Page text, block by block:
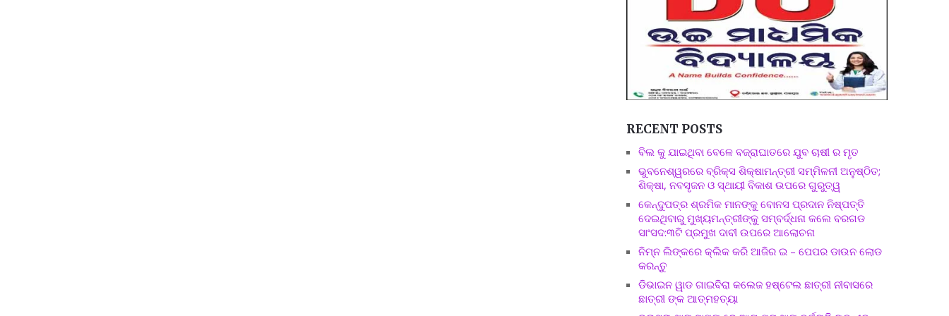
RECENT POSTS
ବିଲ କୁ ଯାଇଥିବା ବେଳେ ବଜ୍ରାଘାତରେ ଯୁବ ଚାଷୀ ର ମୃତ
ଭୁବନେଶ୍ୱରରେ ବ୍ରିକ୍ସ ଶିକ୍ଷାମନ୍ତ୍ରୀ ସମ୍ମିଳନୀ ଅନୁଷ୍ଠିତ;
ଶିକ୍ଷା, ନବସୃଜନ ଓ ସ୍ଥାୟୀ ବିକାଶ ଉପରେ ଗୁରୁତ୍ୱ
କେନ୍ଦୁପତ୍ର ଶ୍ରମିକ ମାନଙ୍କୁ ବୋନସ ପ୍ରଦାନ ନିଷ୍ପତ୍ତି
ଦେଇଥିବାରୁ ମୁଖ୍ୟମନ୍ତ୍ରୀଙ୍କୁ ସମ୍ବର୍ଦ୍ଧନା କଲେ ବରଗଡ
ସାଂସଦ:୩ଟି ପ୍ରମୁଖ ଦାବୀ ଉପରେ ଆଲୋଚନା
ନିମ୍ନ ଲିଙ୍କରେ କ୍ଲିକ କରି ଆଜିର ଇ – ପେପର ଡାଉନ ଲୋଡ
କରନ୍ତୁ
ଡିଭାଇନ ୱାଡ ଗାଇବିରା କଲେଜ ହଷ୍ଟେଲ ଛାତ୍ରୀ ନୀବାସରେ
ଛାତ୍ରୀ ଙ୍କ ଆତ୍ମହତ୍ୟା